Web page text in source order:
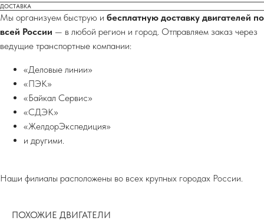
ДОСТАВКА
Мы организуем быструю и бесплатную доставку двигателей по
всей России — в любой регион и город. Отправляем заказ через
ведущие транспортные компании:
«Деловые линии»
«ПЭК»
«Байкал Сервис»
«СДЭК»
«ЖелдорЭкспедиция»
и другими.
Наши филиалы расположены во всех крупных городах России.
ПОХОЖИЕ ДВИГАТЕЛИ